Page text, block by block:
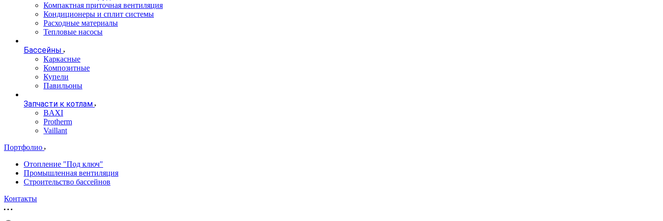
Компактная приточная вентиляция
Кондиционеры и сплит системы
Расходные материалы
Тепловые насосы
Бассейны
Каркасные
Композитные
Купели
Павильоны
Запчасти к котлам
BAXI
Protherm
Vaillant
Портфолио
Отопление "Под ключ"
Промышленная вентиляция
Строительство бассейнов
Контакты